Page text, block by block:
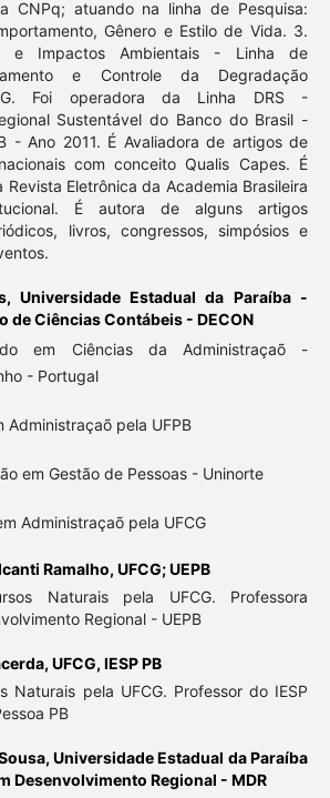
CNPq; atuando na linha de Pesquisa:
Gênero e Estilo de Vida. 3.
e Impactos Ambientais - Linha de
e Controle da Degradação
Foi operadora da Linha DRS -
Sustentável do Banco do Brasil -
- Ano 2011. É Avaliadora de artigos de
com conceito Qualis Capes. É
Eletrônica da Academia Brasileira
É autora de alguns artigos
livros, congressos, simpósios e
Universidade Estadual da Paraíba -
de Ciências Contábeis - DECON
em Ciências da Administraçaõ -
- Portugal
pela UFPB
em Gestão de Pessoas - Uninorte
Administraçaõ pela UFCG
Ramalho, UFCG; UEPB
Naturais pela UFCG. Professora
Regional - UEPB
UFCG, IESP PB
Naturais pela UFCG. Professor do IESP
PB
Universidade Estadual da Paraíba
Desenvolvimento Regional - MDR